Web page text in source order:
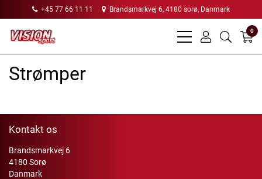
+45 77 66 11 11 Brandsmarkvej 6, 4180 sorø, Danmark
bars
user
search
0
Strømper
Kontakt os
Brandsmarkvej 6
4180 Sorø
Danmark